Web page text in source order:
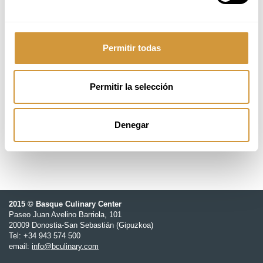
Permitir todas
Permitir la selección
Denegar
18 students
2015 © Basque Culinary Center
Paseo Juan Avelino Barriola, 101
20009 Donostia-San Sebastián (Gipuzkoa)
Tel: +34 943 574 500
email: info@bculinary.com